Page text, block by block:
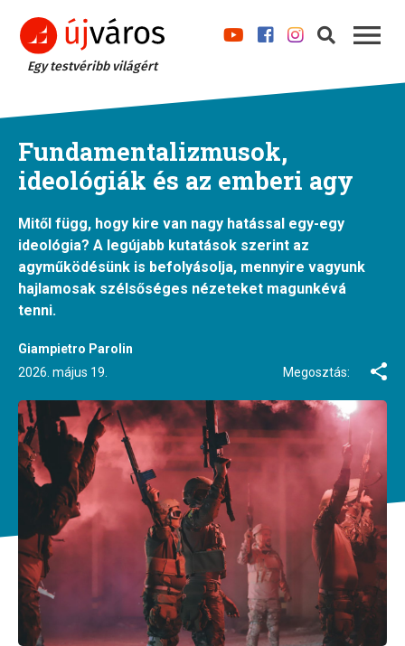
Egy testvéribb világért
Fundamentalizmusok,
ideológiák és az emberi agy
Mitől függ, hogy kire van nagy hatással egy-egy
ideológia? A legújabb kutatások szerint az
agyműködésünk is befolyásolja, mennyire vagyunk
hajlamosak szélsőséges nézeteket magunkévá
tenni.
Giampietro Parolin
2026. május 19.
Megosztás: